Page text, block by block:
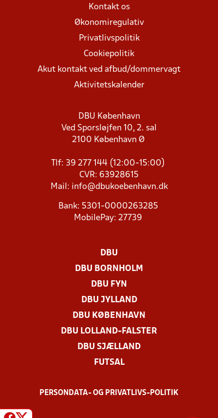
Kontakt os
Økonomiregulativ
Privatlivspolitik
Cookiepolitik
Akut kontakt ved afbud/dommervagt
Aktivitetskalender
DBU København
Ved Sporsløjfen 10, 2. sal
2100 København Ø
Tlf: 39 277 144 (12:00-15:00)
CVR: 63928615
Mail: info@dbukoebenhavn.dk
Bank: 5301-0000263285
MobilePay: 27739
DBU
DBU BORNHOLM
DBU FYN
DBU JYLLAND
DBU KØBENHAVN
DBU LOLLAND-FALSTER
DBU SJÆLLAND
FUTSAL
PERSONDATA- OG PRIVATLIVS-POLITIK